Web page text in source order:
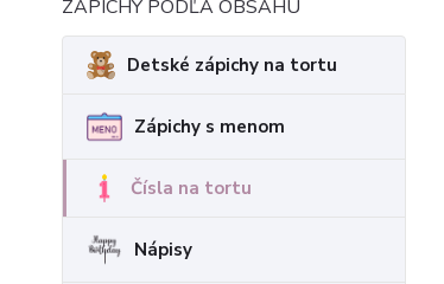
ZÁPICHY PODĽA OBSAHU
Detské zápichy na tortu
Zápichy s menom
Čísla na tortu
Nápisy